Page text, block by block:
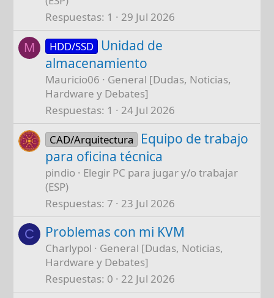
Respuestas 1 29 Jul 2026
M HDD/SSD Unidad de
almacenamiento
Mauricio06
General [Dudas, Noticias,
Hardware y Debates]
Respuestas 1 24 Jul 2026
CAD/Arquitectura
Equipo de trabajo
para oficina técnica
pindio
Elegir PC para jugar y/o trabajar
(ESP)
Respuestas 7 23 Jul 2026
C Problemas con mi KVM
Charlypol
General [Dudas, Noticias,
Hardware y Debates]
Respuestas 0 22 Jul 2026